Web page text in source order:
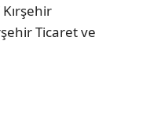
Ticaret ve